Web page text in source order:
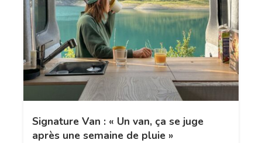
Signature Van : « Un van, ça se juge
après une semaine de pluie »